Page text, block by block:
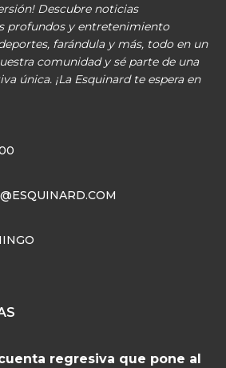
Descubre noticias
profundos y entretenimiento
farándula y más, todo en un
comunidad y sé parte de una
única. ¡La Esquinard te espera en
regresiva que pone al